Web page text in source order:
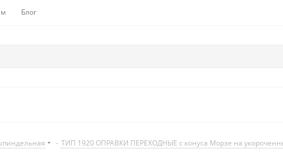
Блог
- ТИП 1920 ОПРАВКИ ПЕРЕХОДНЫЕ с конуса Морзе на